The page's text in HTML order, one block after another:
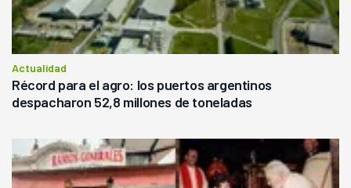
Actualidad
Récord para el agro: los puertos argentinos
despacharon 52,8 millones de toneladas